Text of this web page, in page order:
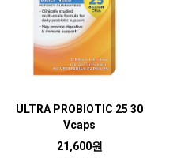
ULTRA PROBIOTIC 25 30
Vcaps
21,600원